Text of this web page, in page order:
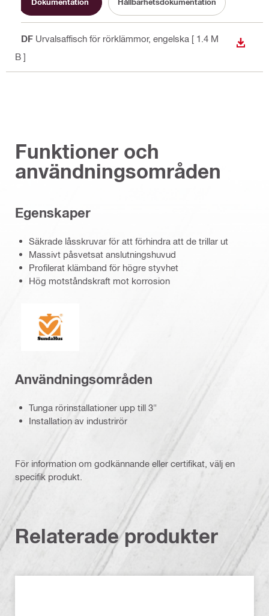
PDF Urvalsaffisch för rörklämmor, engelska [ 1.4 M
B ]
LADDA
Funktioner och
användningsområden
Egenskaper
Säkrade låsskruvar för att förhindra att de trillar ut
Massivt påsvetsat anslutningshuvud
Profilerat klämband för högre styvhet
Hög motståndskraft mot korrosion
SundaHus
Användningsområden
Tunga rörinstallationer upp till 3"
Installation av industrirör
För information om godkännande eller certifikat, välj en
specifik produkt.
Relaterade produkter